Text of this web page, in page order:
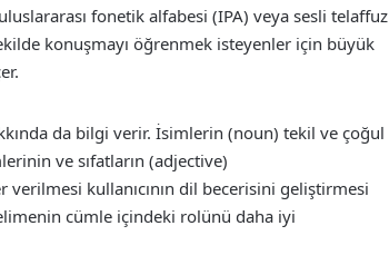
fonetik alfabesi (IPA) veya sesli telaffuz
konuşmayı öğrenmek isteyenler için büyük
da bilgi verir. İsimlerin (noun) tekil ve çoğul
ve sıfatların (adjective)
kullanıcının dil becerisini geliştirmesi
cümle içindeki rolünü daha iyi